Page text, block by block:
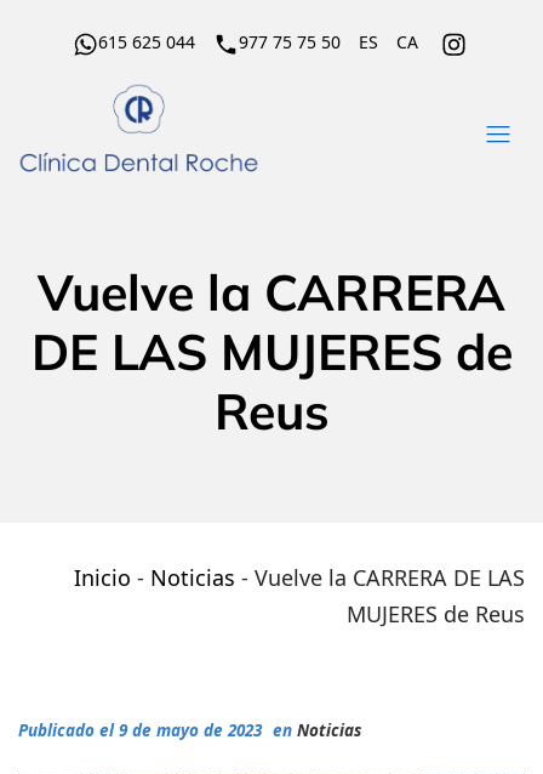
615 625 044 977 75 75 50 ES CA
Vuelve la CARRERA
DE LAS MUJERES de
Reus
Inicio - Noticias - Vuelve la CARRERA DE LAS
MUJERES de Reus
Publicado el 9 de mayo de 2023 en Noticias